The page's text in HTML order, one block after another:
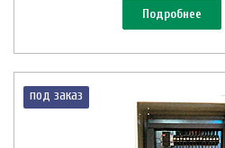
Подробнее
под заказ